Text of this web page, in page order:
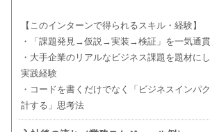
【このインターンで得られるスキル・経験】
・「課題発見→仮説→実装→検証」を一気通
・大手企業のリアルなビジネス課題を題材に
実践経験
・コードを書くだけでなく「ビジネスインパ
計する」思考法